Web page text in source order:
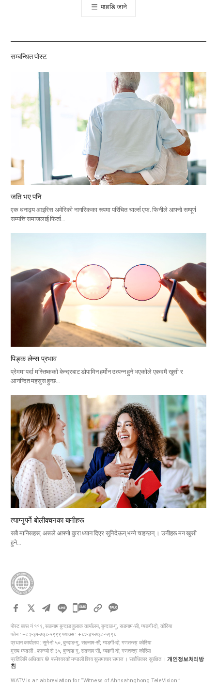
공
기
पछाडि जाने
सम्बन्धित पोस्ट
जति भए पनि
एक धनाढ्य आइरिस अमेरिकी नागरिकका रूपमा परिचित चार्ल्स एफ. फिनीले आफ्नो सम्पूर्ण
सम्पत्ति समाजलाई फिर्ता…
पिङ्क लेन्स प्रभाव
प्रेममा पर्दा मस्तिष्कको केन्द्रबाट डोपामिन हर्मोन उत्पन्न हुने भएकोले एकदमै खुसी र
आनन्दित महसुस हुन्छ…
त्याग्नुपर्ने बोलीवचनका बानीहरू
सबै मानिसहरू, अरूले आफ्नो कुरा ध्यान दिएर सुनिदेऊन् भन्ने चाहन्छन् । उनीहरू मन खुसी
हुने…
카
오
톡
공
하
पोस्ट बक्स नं ११९, सङनाम बुन्दाङ हुलाक कार्यालय, बुन्दाङ-गु, सङनाम-सी, ग्यङगी-दो, कोरिया
फोन : +८२-३१-७३८-५९९९ फ्याक्स : +८२-३१-७३८-५९९८
प्रधान कार्यालय : सुने-रो ५०, बुन्दाङ-गु, सङनाम-सी, ग्यङगी-दो, गणतन्त्र कोरिया
मुख्य मण्डली : फान्ग्यो-रो ३५, बुन्दाङ-गु, सङनाम-सी, ग्यङगी-दो, गणतन्त्र कोरिया
प्रतिलिपि अधिकार © परमेश्वरको मण्डली विश्व सुसमाचार समाज । सर्वाधिकार सुरक्षित ।개인정보처리방
침
WATV is an abbreviation for “Witness of Ahnsahnghong TeleVision.”